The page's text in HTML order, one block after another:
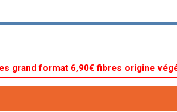
grand format 6,90€ fibres origine